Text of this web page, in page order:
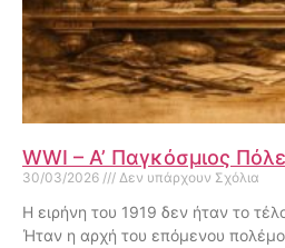
WWI – Α’ Παγκόσμιος
30/03/2026 Δεν υπάρχουν Σχόλια
Η ειρήνη του 1919 δεν ήταν το
Ήταν η αρχή του επόμενου